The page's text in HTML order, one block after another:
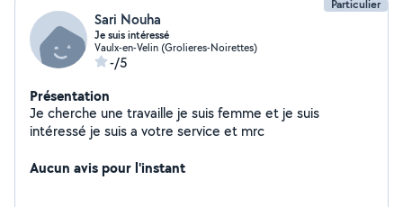
Particulier
Sari Nouha
Je suis intéressé
Vaulx-en-Velin (Grolieres-Noirettes)
-/5
Présentation
Je cherche une travaille je suis femme et je suis
intéressé je suis a votre service et mrc
Aucun avis pour l'instant